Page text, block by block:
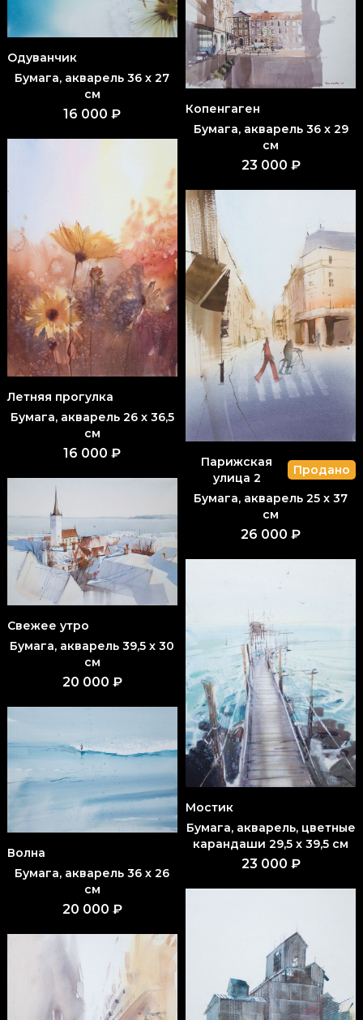
Одуванчик
Бумага, акварель 36 x 27
см
16 000 ₽
Летняя прогулка
Бумага, акварель 26 x 36,5
см
16 000 ₽
Свежее утро
Бумага, акварель 39,5 x 30
см
20 000 ₽
Волна
Бумага, акварель 36 x 26
см
20 000 ₽
Копенгаген
Бумага, акварель 36 x 29
см
23 000 ₽
Парижская
улица 2
Продано
Бумага, акварель 25 x 37
см
26 000 ₽
Мостик
Бумага, акварель, цветные
карандаши 29,5 x 39,5 см
23 000 ₽